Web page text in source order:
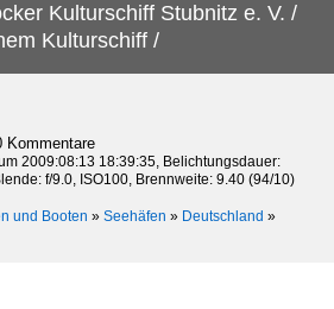
Kulturschiff Stubnitz e. V. /
Kulturschiff /
Kommentare
2009:08:13 18:39:35, Belichtungsdauer:
f/9.0, ISO100, Brennweite: 9.40 (94/10)
und Booten » Seehäfen » Deutschland »